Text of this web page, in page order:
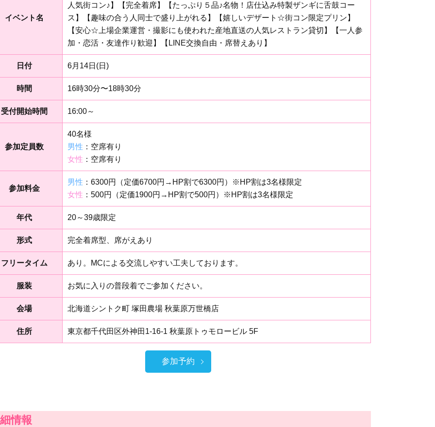
イベント名
人気街コン♪】【完全着席】【たっぷり５品♪名物！店仕込み特製ザンギに舌鼓コー
ス】【趣味の合う人同士で盛り上がれる】【嬉しいデザート☆街コン限定プリン】
【安心☆上場企業運営・撮影にも使われた産地直送の人気レストラン貸切】【一人参
加・恋活・友達作り歓迎】【LINE交換自由・席替えあり】
日付 6月14日(日)
時間 16時30分〜18時30分
受付開始時間 16:00～
参加定員数
40名様
男性 ：空席有り
女性 ：空席有り
参加料金
男性 ：6300円（定価6700円→HP割で6300円）※HP割は3名様限定
女性 ：500円（定価1900円→HP割で500円）※HP割は3名様限定
年代 20～39歳限定
形式 完全着席型、席がえあり
フリータイム あり。MCによる交流しやすい工夫しております。
服装 お気に入りの普段着でご参加ください。
会場 北海道シントク町 塚田農場 秋葉原万世橋店
住所 東京都千代田区外神田1-16-1 秋葉原トゥモロービル 5F
参加予約
情報